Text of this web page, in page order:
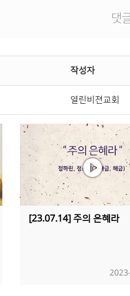
댓
작성자
열린비젼교회
[23.07.14] 주의 은혜라